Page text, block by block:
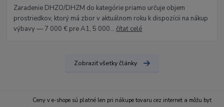
Zaradenie DHZO/DHZM do kategórie priamo určuje objem
prostriedkov, ktorý má zbor v aktuálnom roku k dispozícii na nákup
výbavy — 7 000 € pre A1, 5 000...čítať celé
Zobraziť všetky články
Ceny v e-shope sú platné len pri nákupe tovaru cez internet a môžu byť